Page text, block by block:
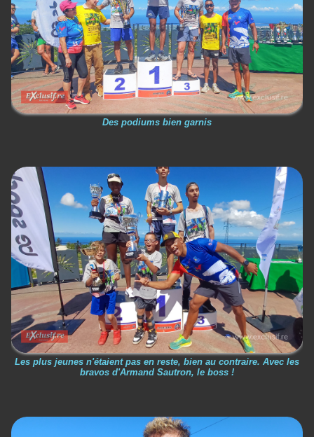
Des podiums bien garnis
Les plus jeunes n'étaient pas en reste, bien au contraire. Avec les
bravos d'Armand Sautron, le boss !